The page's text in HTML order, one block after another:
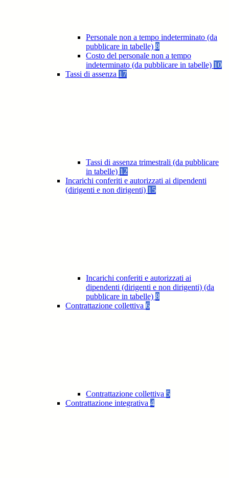
Personale non a tempo indeterminato (da
pubblicare in tabelle) 8
Costo del personale non a tempo
indeterminato (da pubblicare in tabelle) 10
Tassi di assenza 17
Tassi di assenza trimestrali (da pubblicare
in tabelle) 12
Incarichi conferiti e autorizzati ai dipendenti
(dirigenti e non dirigenti) 15
Incarichi conferiti e autorizzati ai
dipendenti (dirigenti e non dirigenti) (da
pubblicare in tabelle) 8
Contrattazione collettiva 6
Contrattazione collettiva 5
Contrattazione integrativa 4